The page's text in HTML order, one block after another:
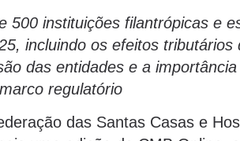
500 instituições filantrópicas e
incluindo os efeitos tributários
das entidades e a
regulatório
das Santas Casas e